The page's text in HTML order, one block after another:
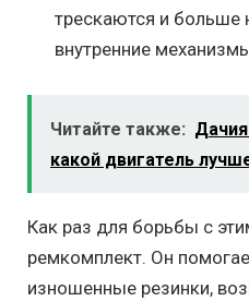
трескаются и больше
внутренние
Читайте также:
какой двигатель
Как раз для борьбы с
ремкомплект. Он
изношенные резинки,